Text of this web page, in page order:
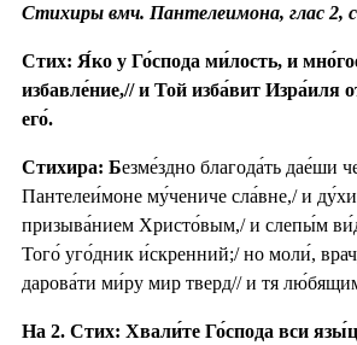
Стихиры вмч. Пантелеимона, глас 2,
Стих: Я́ко у Го́спода ми́лость, и
избавле́ние,// и Той изба́вит Изра́иля
его́.
Стихира: Безме́здно благода́ть дае́ши
Пантелеи́моне му́чениче сла́вне,/ и
призыва́нием Христо́вым,/ и слепы́м
Того́ уго́дник и́скренний;/ но моли́,
дарова́ти ми́ру мир тверд// и тя
На 2. Стих: Хвали́те Го́спода вси